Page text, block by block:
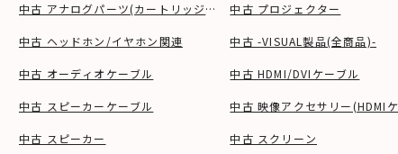
中古 アナログパーツ(カートリッジ、シェル等)
中古 ヘッドホン/イヤホン関連
中古 オーディオケーブル
中古 スピーカーケーブル
中古 スピーカー
中古 プロジェクター
中古 -VISUAL製品(全商品)-
中古 HDMI/DVIケーブル
中古 映像アクセサリー(HDMI
中古 スクリーン